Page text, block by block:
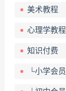
美术教程
心理学教程
知识付费
└小学会员